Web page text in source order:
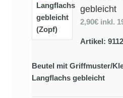
gebleicht
2,90€ inkl.
Artikel:
Beutel mit Griffmuster/
Langflachs gebleicht